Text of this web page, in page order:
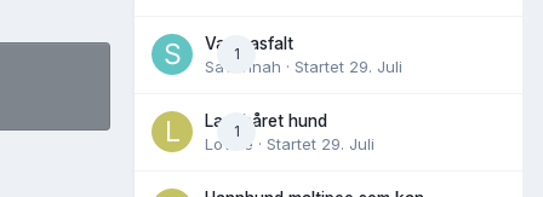
1
Varm asfalt
Savannah · Startet 29. Juli
1
Langhåret hund
Lovise · Startet 29. Juli